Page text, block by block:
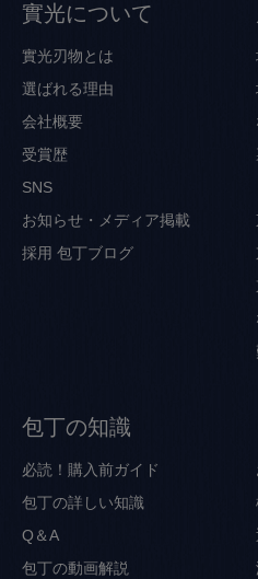
實光について
實光刃物とは
選ばれる理由
会社概要
受賞歴
SNS
お知らせ・メディア掲載
採用 包丁ブログ
包丁の知識
必読！購入前ガイド
包丁の詳しい知識
Q＆A
包丁の動画解説